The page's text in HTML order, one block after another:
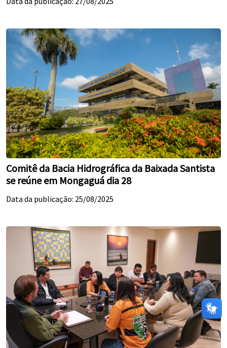
Comitê da Bacia Hidrográfica da Baixada Santista
se reúne em Mongaguá dia 28
Data da publicação: 25/08/2025